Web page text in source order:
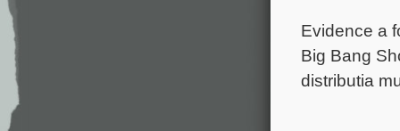
Evidence a
Big Bang
distributia